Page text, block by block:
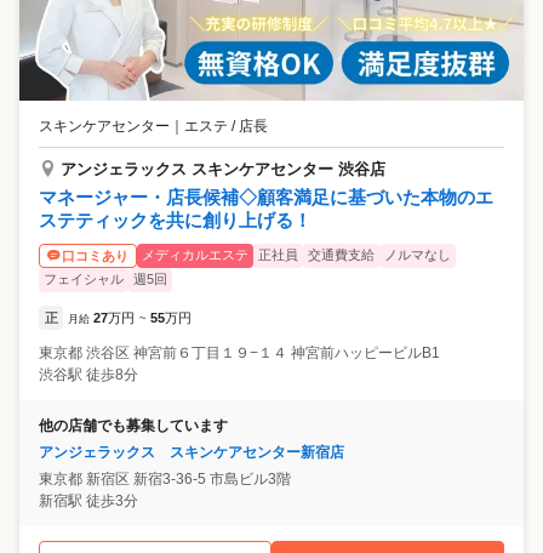
スキンケアセンター エステ / 店長
アンジェラックス スキンケアセンター 渋谷店
マネージャー・店長候補◇顧客満足に基づいた本物のエ
ステティックを共に創り上げる！
口コミあり メディカルエステ 正社員 交通費支給
ノルマなし
フェイシャル
週5回
正 月給 27万円 ~ 55万円
東京都 渋谷区 神宮前６丁目１９−１４ 神宮前ハッピービルB1
渋谷駅 徒歩8分
他の店舗でも募集しています
アンジェラックス スキンケアセンター新宿店
東京都 新宿区 新宿3-36-5 市島ビル3階
新宿駅 徒歩3分